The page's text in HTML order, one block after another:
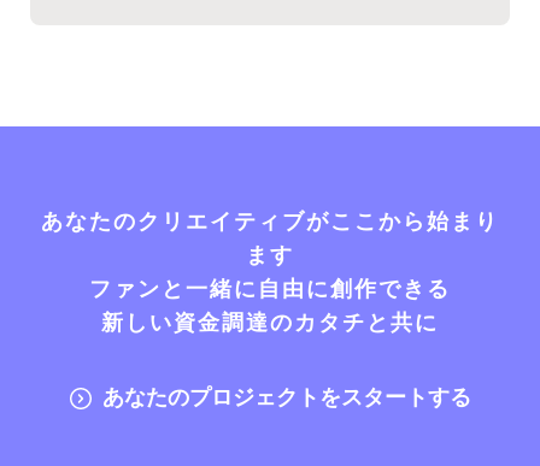
あなたのクリエイティブがここから始まり
ます
ファンと一緒に自由に創作できる
新しい資金調達のカタチと共に
あなたのプロジェクトをスタートする